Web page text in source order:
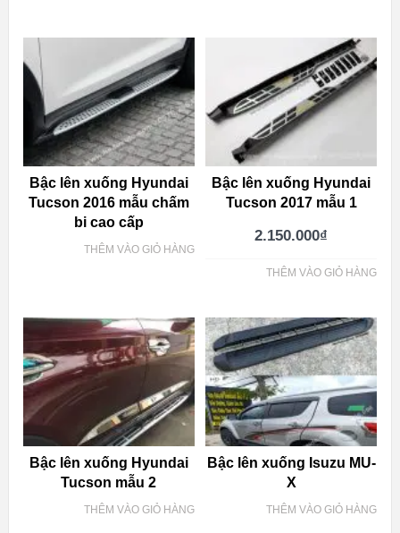
Bậc lên xuống Hyundai
Tucson 2016 mẫu chấm
bi cao cấp
THÊM VÀO GIỎ HÀNG
Bậc lên xuống Hyundai
Tucson 2017 mẫu 1
2.150.000₫
THÊM VÀO GIỎ HÀNG
Bậc lên xuống Hyundai
Tucson mẫu 2
THÊM VÀO GIỎ HÀNG
Bậc lên xuống Isuzu MU-
X
THÊM VÀO GIỎ HÀNG